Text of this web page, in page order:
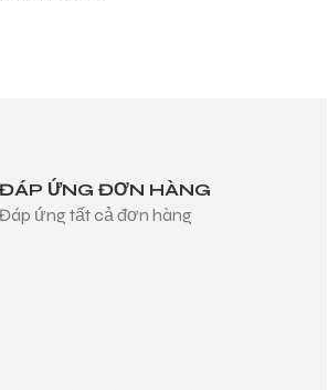
ĐÁP ỨNG ĐƠN HÀNG
Đáp ứng tất cả đơn hàng